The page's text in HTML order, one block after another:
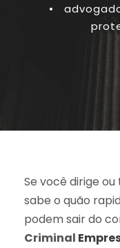
•
Se você dirige
sabe o quão
podem sair do
Criminal